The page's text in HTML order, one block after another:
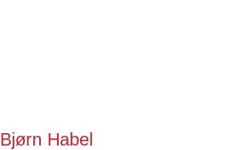
Bjørn Habel